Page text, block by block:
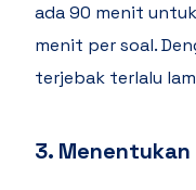
ada 90 menit
menit per soal.
terjebak terlalu
3.